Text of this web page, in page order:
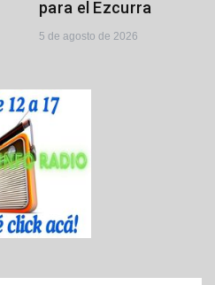
para el Ezcurra
5 de agosto de 2026